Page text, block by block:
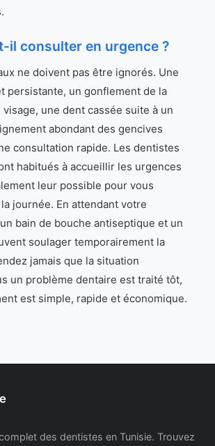
il consulter en urgence ?
ne doivent pas être ignorés. Une
persistante, un gonflement de la
une dent cassée suite à un
abondant des gencives
consultation rapide. Les dentistes
habitués à accueillir les urgences
leur possible pour vous
journée. En attendant votre
bain de bouche antiseptique et un
soulager temporairement la
jamais que la situation
un problème dentaire est traité tôt,
est simple, rapide et économique.
des dentistes en Tunisie. Trouvez